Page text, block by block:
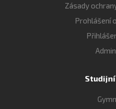
Zásady
Prohlášení